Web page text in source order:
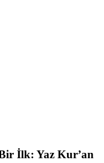
İlk: Yaz Kur’an